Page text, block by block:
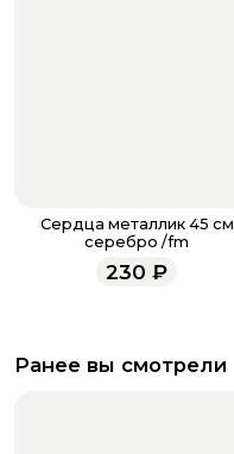
Сердца металлик 45 см
серебро /fm
230 ₽
Ранее вы смотрели